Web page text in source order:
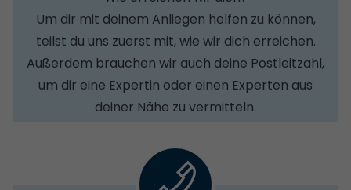
Um dir mit deinem Anliegen helfen zu können,
teilst du uns zuerst mit, wie wir dich erreichen.
Außerdem brauchen wir auch deine Postleitzahl,
um dir eine Expertin oder einen Experten aus
deiner Nähe zu vermitteln.